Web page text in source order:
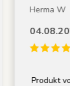
Herma W
04.08.2026
Produkt